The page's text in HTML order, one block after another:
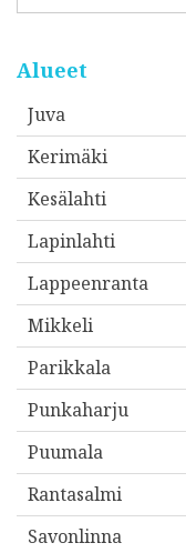
Alueet
Juva
Kerimäki
Kesälahti
Lapinlahti
Lappeenranta
Mikkeli
Parikkala
Punkaharju
Puumala
Rantasalmi
Savonlinna